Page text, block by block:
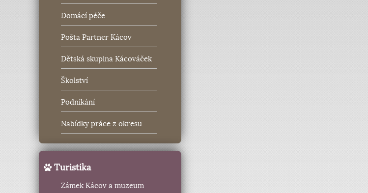
Domácí péče
Pošta Partner Kácov
Dětská skupina Kácováček
Školství
Podnikání
Nabídky práce z okresu
Turistika
Zámek Kácov a muzeum